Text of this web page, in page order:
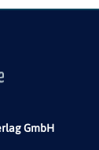
GmbH